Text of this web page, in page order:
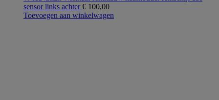
sensor links achter€ 100,00
Toevoegen aan winkelwagen